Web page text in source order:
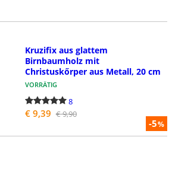
-5%
Kruzifix aus glattem
Birnbaumholz mit
Christuskőrper aus Metall, 20 cm
VORRÄTIG
8
€ 9,39 € 9,90